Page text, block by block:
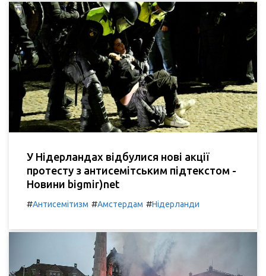
У Нідерландах відбулися нові акції
протесту з антисемітським підтекстом -
Новини bigmir)net
#Антисемітизм #Амстердам #Нідерланди